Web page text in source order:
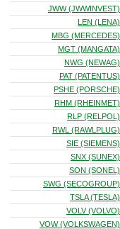
JWW (JWWINVEST)
LEN (LENA)
MBG (MERCEDES)
MGT (MANGATA)
NWG (NEWAG)
PAT (PATENTUS)
PSHE (PORSCHE)
RHM (RHEINMET)
RLP (RELPOL)
RWL (RAWLPLUG)
SIE (SIEMENS)
SNX (SUNEX)
SON (SONEL)
SWG (SECOGROUP)
TSLA (TESLA)
VOLV (VOLVO)
VOW (VOLKSWAGEN)